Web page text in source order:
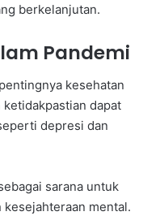
berkelanjutan.
Pandemi
kesehatan
dapat
depresi dan
sarana untuk
mental.